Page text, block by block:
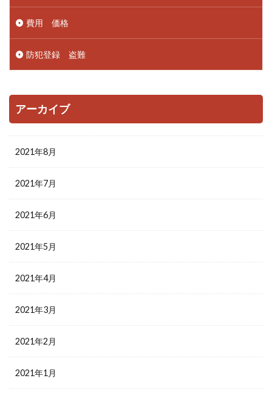
費用 価格
防犯登録 盗難
アーカイブ
2021年8月
2021年7月
2021年6月
2021年5月
2021年4月
2021年3月
2021年2月
2021年1月